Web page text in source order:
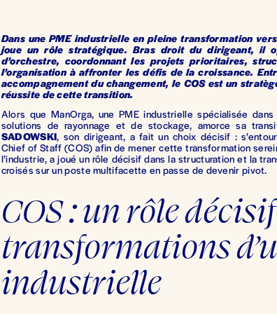
Dans une PME industrielle en pleine transformation
joue un rôle stratégique. Bras droit du dirigeant, il
d’orchestre, coordonnant les projets prioritaires,
l’organisation à affronter les défis de la croissance.
accompagnement du changement, le COS est un
réussite de cette transition.
Alors que ManOrga, une PME industrielle spécialisée
solutions de rayonnage et de stockage, amorce sa
SADOWSKI, son dirigeant, a fait un choix décisif :
Chief of Staff (COS) afin de mener cette transformation
l’industrie, a joué un rôle décisif dans la structuration et la
croisés sur un poste multifacette en passe de devenir pivot.
COS : un rôle
transformations
industrielle